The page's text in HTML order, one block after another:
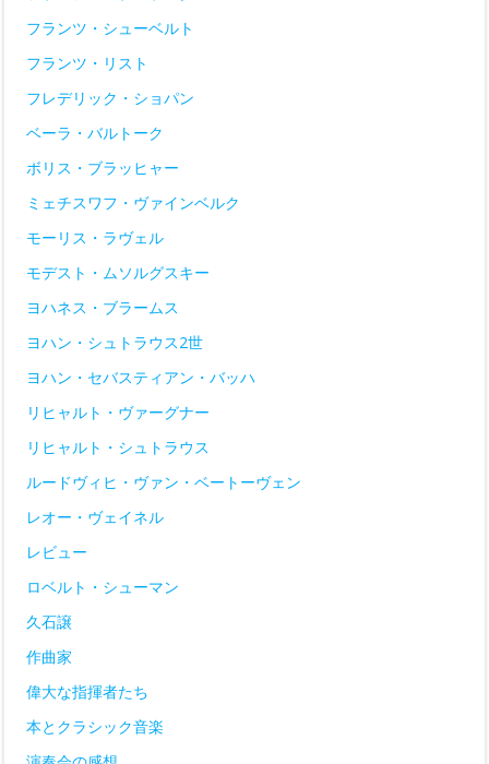
フランツ・シューベルト
フランツ・リスト
フレデリック・ショパン
ベーラ・バルトーク
ボリス・ブラッヒャー
ミェチスワフ・ヴァインベルク
モーリス・ラヴェル
モデスト・ムソルグスキー
ヨハネス・ブラームス
ヨハン・シュトラウス2世
ヨハン・セバスティアン・バッハ
リヒャルト・ヴァーグナー
リヒャルト・シュトラウス
ルードヴィヒ・ヴァン・ベートーヴェン
レオー・ヴェイネル
レビュー
ロベルト・シューマン
久石譲
作曲家
偉大な指揮者たち
本とクラシック音楽